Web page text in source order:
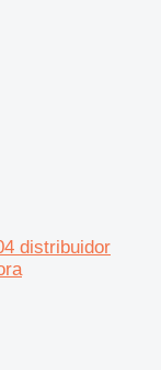
distribuidor